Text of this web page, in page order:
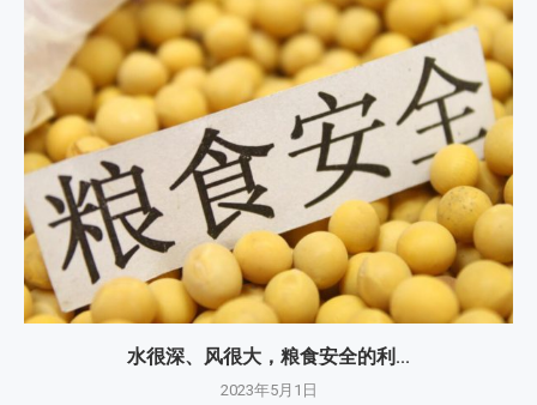
水很深、风很大，粮食安全的利...
2023年5月1日